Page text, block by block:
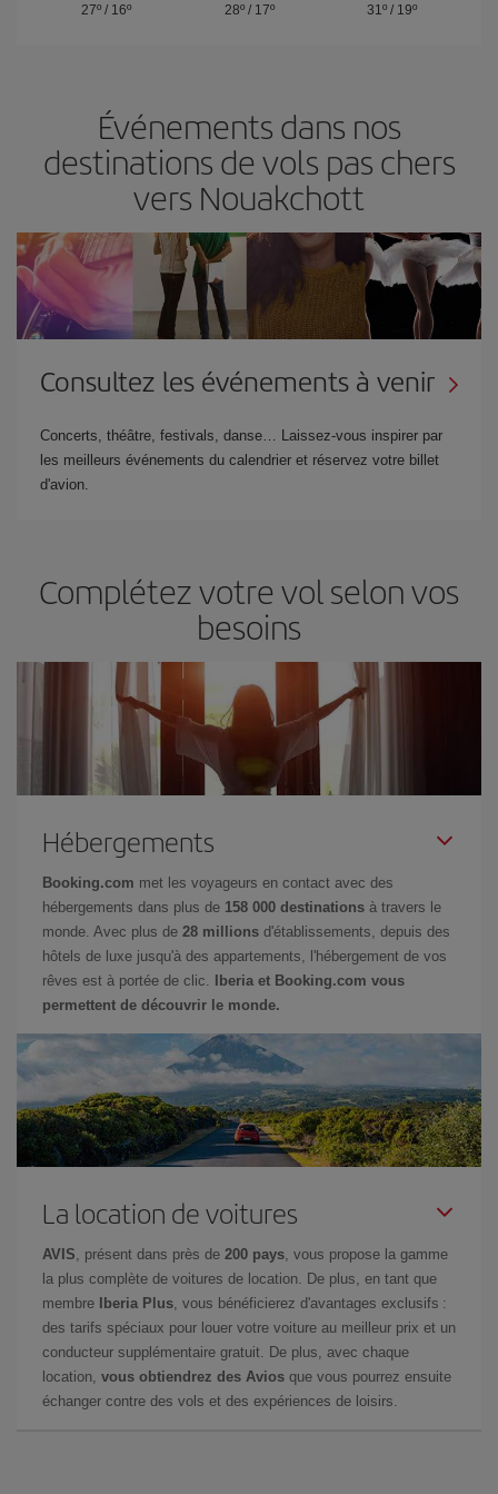
27º/ 16º
28º/ 17º
31º / 19º
Événements dans nos
destinations de vols pas chers
vers Nouakchott
Consultez les événements à venir
Concerts, théâtre, festivals, danse… Laissez-vous inspirer par
les meilleurs événements du calendrier et réservez votre billet
d'avion.
Complétez votre vol selon vos
besoins
Hébergements
Booking.com met les voyageurs en contact avec des
hébergements dans plus de 158 000 destinations à travers le
monde. Avec plus de 28 millions d'établissements, depuis des
hôtels de luxe jusqu'à des appartements, l'hébergement de vos
rêves est à portée de clic.
Iberia et Booking.com vous
permettent de découvrir le monde.
La location de voitures
AVIS , présent dans près de 200 pays , vous propose la gamme
la plus complète de voitures de location. De plus, en tant que
membre
Iberia Plus , vous bénéficierez d'avantages exclusifs :
des tarifs spéciaux pour louer votre voiture au meilleur prix et un
conducteur supplémentaire gratuit. De plus, avec chaque
location, vous obtiendrez des Avios que vous pourrez ensuite
échanger contre des vols et des expériences de loisirs.